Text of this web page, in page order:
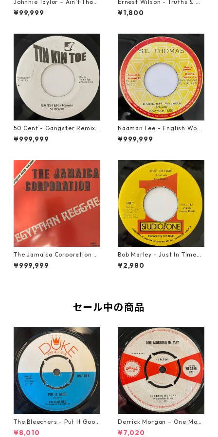
Johnnie Taylor – Ain't That
Loving You【7-21684】
¥99,999
Ernest Wilson - Truths & Ri
ghts【7-21652】
¥1,800
50 Cent - Gangster Remix
【7-20928】
¥999,999
Naaman Lee - English Wom
an【7-20855】
¥999,999
The Jamaica Corporation -
Egyptian Reggae【7-2080
4】
¥999,999
Bob Marley - Just In Time
【7-20778】
¥2,980
セール中の商品
The Bleechers - Put It Good
【7-21637】
¥8,010
Derrick Morgan – One Morn
ing In May【7-21653】
¥7,020